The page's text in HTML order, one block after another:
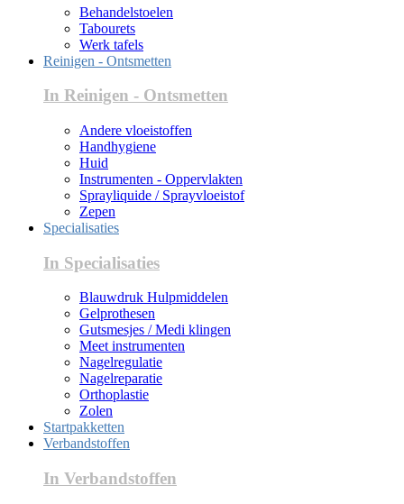
Behandelstoelen
Tabourets
Werk tafels
Reinigen - Ontsmetten
In Reinigen - Ontsmetten
Andere vloeistoffen
Handhygiene
Huid
Instrumenten - Oppervlakten
Sprayliquide / Sprayvloeistof
Zepen
Specialisaties
In Specialisaties
Blauwdruk Hulpmiddelen
Gelprothesen
Gutsmesjes / Medi klingen
Meet instrumenten
Nagelregulatie
Nagelreparatie
Orthoplastie
Zolen
Startpakketten
Verbandstoffen
In Verbandstoffen